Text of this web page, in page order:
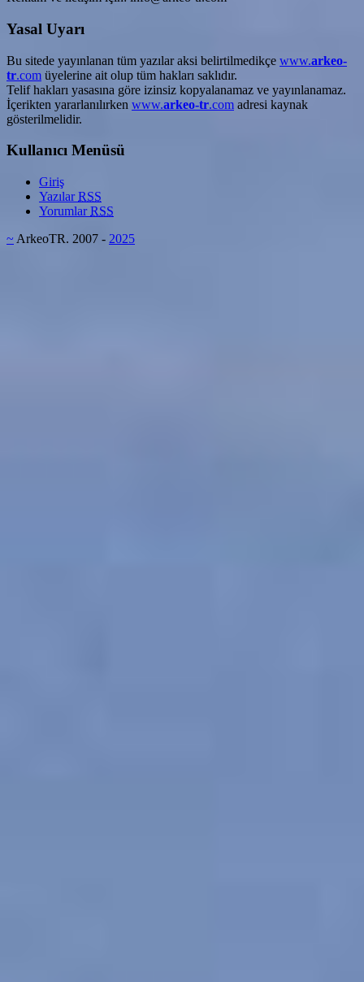
Yasal Uyarı
Bu sitede yayınlanan tüm yazılar aksi belirtilmedikçe www.arkeo-
tr.com üyelerine ait olup tüm hakları saklıdır.
Telif hakları yasasına göre izinsiz kopyalanamaz ve yayınlanamaz.
İçerikten yararlanılırken www.arkeo-tr.com adresi kaynak
gösterilmelidir.
Kullanıcı Menüsü
Giriş
YazılarRSS
YorumlarRSS
~ ArkeoTR. 2007 - 2025